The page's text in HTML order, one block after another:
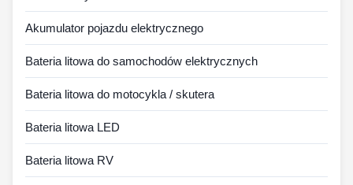
Akumulator pojazdu elektrycznego
Bateria litowa do samochodów elektrycznych
Bateria litowa do motocykla / skutera
Bateria litowa LED
Bateria litowa RV